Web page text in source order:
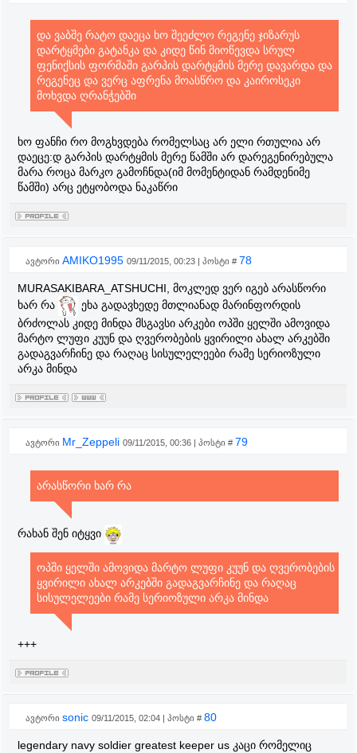
და ვაბშე რატო დაეცა ხო შეეძლო რეგენე ჯიზარუს
დარტყმები გატანკა და კიდე წინ მიოწევდა სრულ
ფენიქსის ფორმაში გარპის დარტყმის მერე დავარდა და
რეგენეც და ვერც აფრენა მოასწრო და კაიროსეკი
მოხვდა ღრანჭებში
ხო ფანჩი რო მოგხვდება რომელსაც არ ელი რთულია არ
დაეცე:დ გარპის დარტყმის მერე წამში არ დარეგენირებულა
მარა როცა მარკო გამოჩნდა(იმ მომენტიდან რამდენიმე
წამში) არც ეტყობოდა ნაკაწრი
ავტორი AMIKO1995 09/11/2015, 00:23 | პოსტი # 78
MURASAKIBARA_ATSHUCHI, მოკლედ ვერ იგებ არასწორი
ხარ რა
ეხა გადავხედე მთლიანად მარინფორდის
ბრძოლას კიდე მინდა მსგავსი არკები ოპში ყელში ამოვიდა
მარტო ლუფი კუუნ და ღვერობების ყვირილი ახალ არკებში
გადაგვარჩინე და რაღაც სისულელეები რამე სერიოზული
არკა მინდა
ავტორი Mr_Zeppeli 09/11/2015, 00:36 | პოსტი # 79
არასწორი ხარ რა
რახან შენ იტყვი
ოპში ყელში ამოვიდა მარტო ლუფი კუუნ და ღვერობების
ყვირილი ახალ არკებში გადაგვარჩინე და რაღაც
სისულელეები რამე სერიოზული არკა მინდა
+++
ავტორი sonic 09/11/2015, 02:04 | პოსტი # 80
legendary navy soldier greatest keeper us კაცი რომელიც